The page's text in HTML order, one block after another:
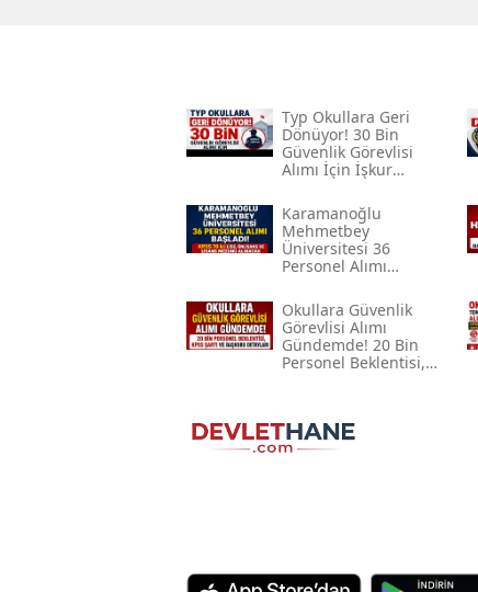
Typ Okullara Geri
Dönüyor! 30 Bin
Güvenlik Görevlisi
Alımı İçin İşkur
Gündemde
Karamanoğlu
Mehmetbey
Üniversitesi 36
Personel Alımı
Lise, Önlisans Ve
Lisans Mezunu
Alınacak
Okullara Güvenlik
Görevlisi Alımı
Gündemde! 20 Bin
Personel Beklentisi,